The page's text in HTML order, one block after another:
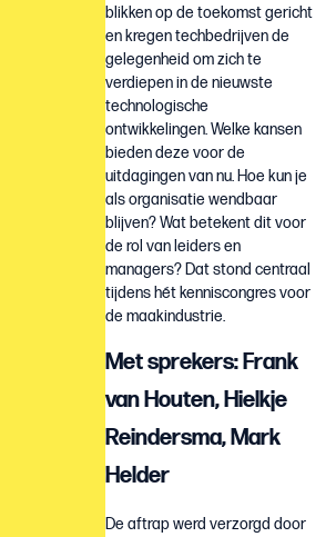
blikken op de toekomst gericht
en kregen techbedrijven de
gelegenheid om zich te
verdiepen in de nieuwste
technologische
ontwikkelingen. Welke kansen
bieden deze voor de
uitdagingen van nu. Hoe kun je
als organisatie wendbaar
blijven? Wat betekent dit voor
de rol van leiders en
managers? Dat stond centraal
tijdens hét kenniscongres voor
de maakindustrie.
Met sprekers: Frank
van Houten, Hielkje
Reindersma, Mark
Helder
De aftrap werd verzorgd door